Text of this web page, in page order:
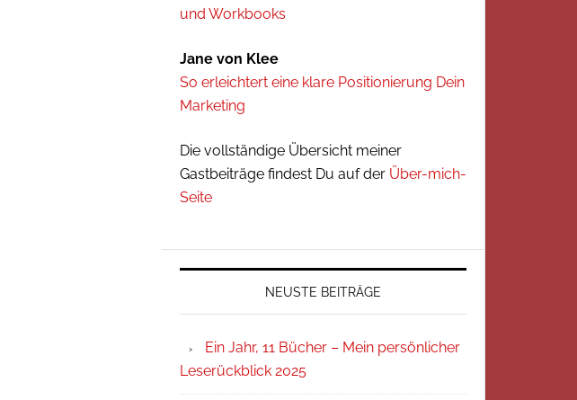
und Workbooks
Jane von Klee
So erleichtert eine klare Positionierung Dein
Marketing
Die vollständige Übersicht meiner
Gastbeiträge findest Du auf der Über-mich-
Seite
NEUSTE BEITRÄGE
Ein Jahr, 11 Bücher – Mein persönlicher
Leserückblick 2025